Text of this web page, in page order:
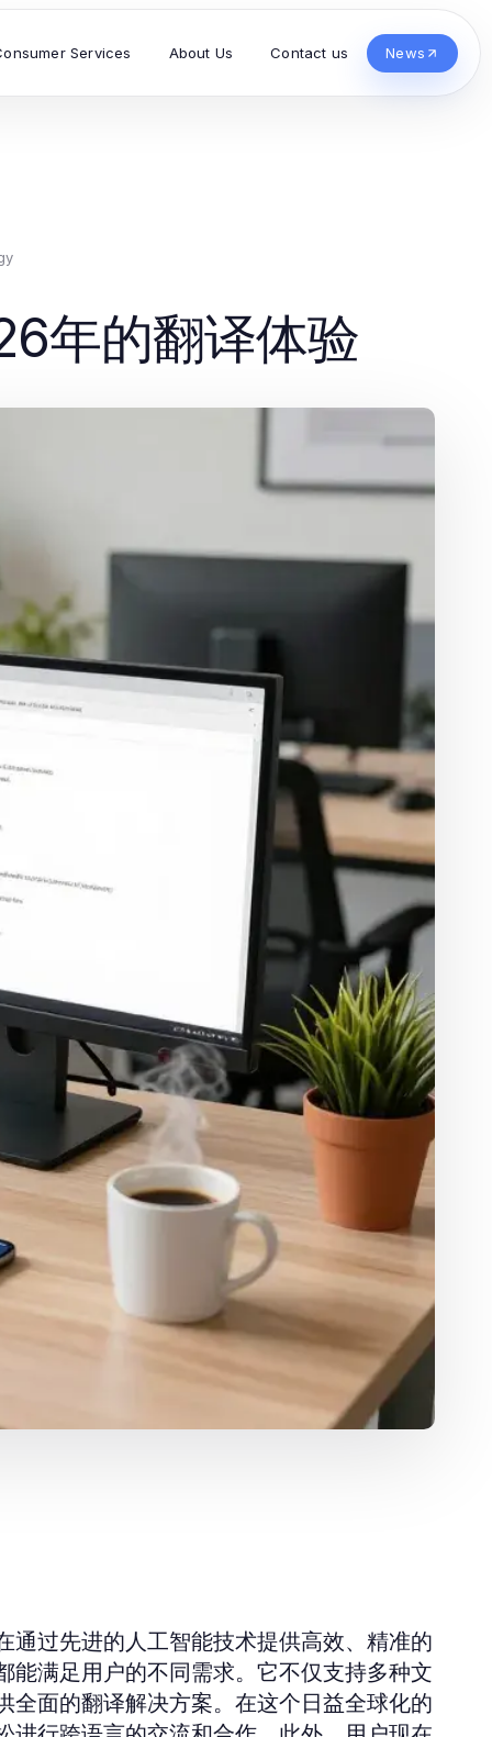
Services About Us Contact us News
年的翻译体验
过先进的人工智能技术提供高效、精准的
满足用户的不同需求。它不仅支持多种文
面的翻译解决方案。在这个日益全球化的